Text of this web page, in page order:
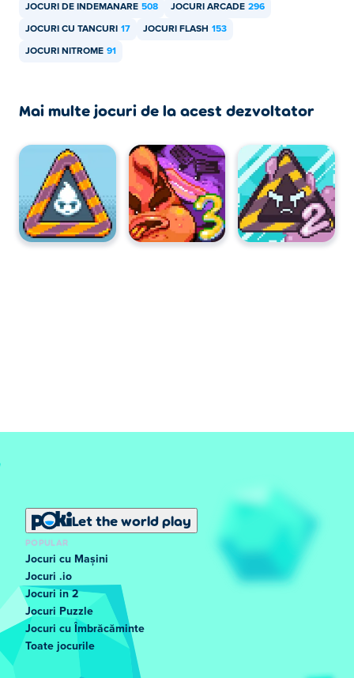
JOCURI DE INDEMANARE 508 JOCURI ARCADE 296
JOCURI CU TANCURI 17 JOCURI FLASH 153
JOCURI NITROME 91
Mai multe jocuri de la acest dezvoltator
Let the world play
POPULAR
Jocuri cu Mașini
Jocuri .io
Jocuri in 2
Jocuri Puzzle
Jocuri cu Îmbrăcăminte
Toate jocurile